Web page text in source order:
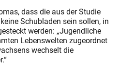
dass die aus der Studie
Schubladen sein sollen, in
werden: „Jugendliche
Lebenswelten zugeordnet
wechselt die